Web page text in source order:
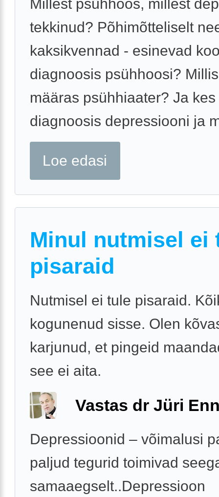
Millest psühhoos, millest
tekkinud? Põhimõtteliselt
kaksikvennad - esinevad
diagnoosis psühhoosi?
määras psühhiaater? Ja kes
diagnoosis depressiooni ja
Loe edasi
Minul nutmisel ei
pisaraid
Nutmisel ei tule pisaraid.
kogunenud sisse. Olen
karjunud, et pingeid
see ei aita.
Vastas dr Jüri
Depressioonid – võimalusi
paljud tegurid toimivad
samaaegselt..Depressioon